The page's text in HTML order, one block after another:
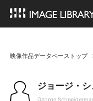
映像作品データベーストップ
ジョージ・
George